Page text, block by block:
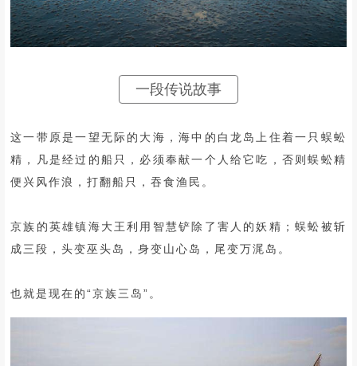
一段传说故事
这一带原是一望无际的大海，海中的白龙岛上住着一只蜈蚣
精，凡是经过的船只，必须奉献一个人给它吃，否则蜈蚣精
便兴风作浪，打翻船只，吞食渔民。
京族的英雄镇海大王利用智慧铲除了害人的妖精；蜈蚣被斩
成三段，头变巫头岛，身变山心岛，尾变万浘岛。
也就是现在的“京族三岛”。